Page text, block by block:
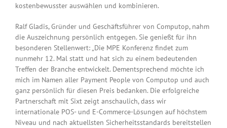
kostenbewusster auswählen und kombinieren.
Ralf Gladis, Gründer und Geschäftsführer von Computop, nahm
die Auszeichnung persönlich entgegen. Sie genießt für ihn
besonderen Stellenwert: „Die MPE Konferenz findet zum
nunmehr 12. Mal statt und hat sich zu einem bedeutenden
Treffen der Branche entwickelt. Dementsprechend möchte ich
mich im Namen aller Payment People von Computop und auch
ganz persönlich für diesen Preis bedanken. Die erfolgreiche
Partnerschaft mit Sixt zeigt anschaulich, dass wir
internationale POS- und E-Commerce-Lösungen auf höchstem
Niveau und nach aktuellsten Sicherheitsstandards bereitstellen